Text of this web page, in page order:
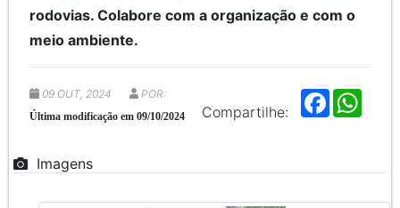
rodovias. Colabore com a organização e com o
meio ambiente.
Compartilhe:
F
a
09 OUT, 2024 POR:
Última modificação em 09/10/2024
Imagens